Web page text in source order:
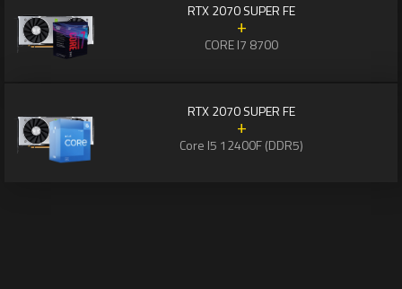
RTX 2070 SUPER FE
+
CORE I7 8700
RTX 2070 SUPER FE
+
Core I5 12400F (DDR5)